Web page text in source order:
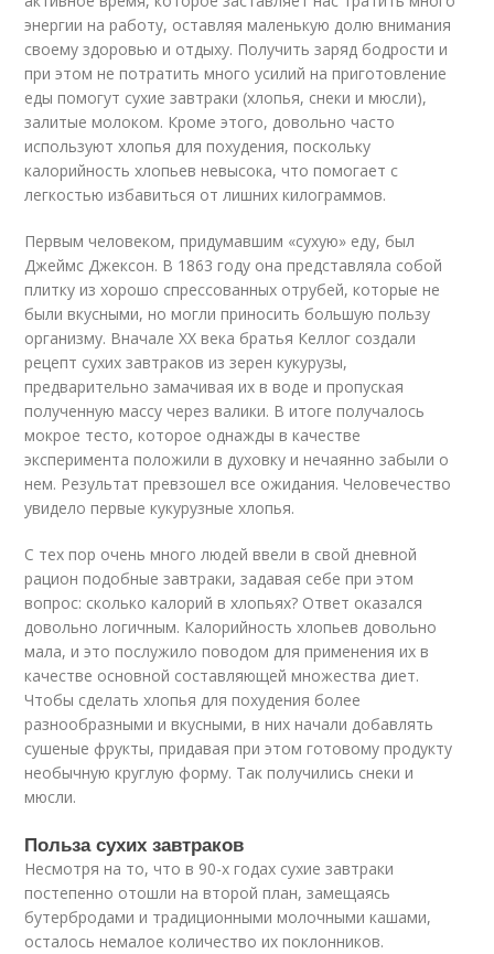
энергии на работу, оставляя маленькую долю внимания
своему здоровью и отдыху. Получить заряд бодрости и
при этом не потратить много усилий на приготовление
еды помогут сухие завтраки (хлопья, снеки и мюсли),
залитые молоком. Кроме этого, довольно часто
используют хлопья для похудения, поскольку
калорийность хлопьев невысока, что помогает с
легкостью избавиться от лишних килограммов.
Первым человеком, придумавшим «сухую» еду, был
Джеймс Джексон. В 1863 году она представляла собой
плитку из хорошо спрессованных отрубей, которые не
были вкусными, но могли приносить большую пользу
организму. Вначале ХХ века братья Келлог создали
рецепт сухих завтраков из зерен кукурузы,
предварительно замачивая их в воде и пропуская
полученную массу через валики. В итоге получалось
мокрое тесто, которое однажды в качестве
эксперимента положили в духовку и нечаянно забыли о
нем. Результат превзошел все ожидания. Человечество
увидело первые кукурузные хлопья.
С тех пор очень много людей ввели в свой дневной
рацион подобные завтраки, задавая себе при этом
вопрос: сколько калорий в хлопьях? Ответ оказался
довольно логичным. Калорийность хлопьев довольно
мала, и это послужило поводом для применения их в
качестве основной составляющей множества диет.
Чтобы сделать хлопья для похудения более
разнообразными и вкусными, в них начали добавлять
сушеные фрукты, придавая при этом готовому продукту
необычную круглую форму. Так получились снеки и
мюсли.
Польза сухих завтраков
Несмотря на то, что в 90-х годах сухие завтраки
постепенно отошли на второй план, замещаясь
бутербродами и традиционными молочными кашами,
осталось немалое количество их поклонников.